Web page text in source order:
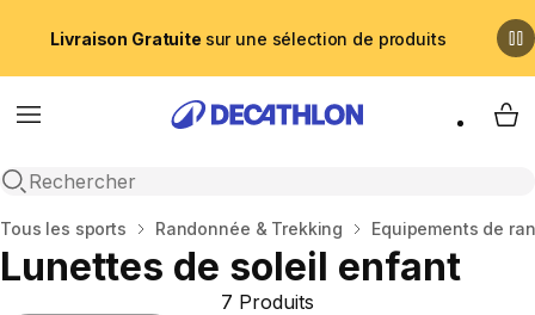
Livraison Gratuite sur une sélection de produits
Menu
Recherche ouverte
My
Accueil
Tous les sports Randonnée & Trekking Equipements de
Lunettes de soleil enfant
7 Produits